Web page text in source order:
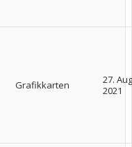
Grafikkarten
27.
2021